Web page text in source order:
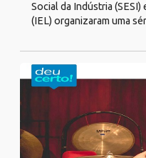
Social da Indústria
(IEL) organizaram uma